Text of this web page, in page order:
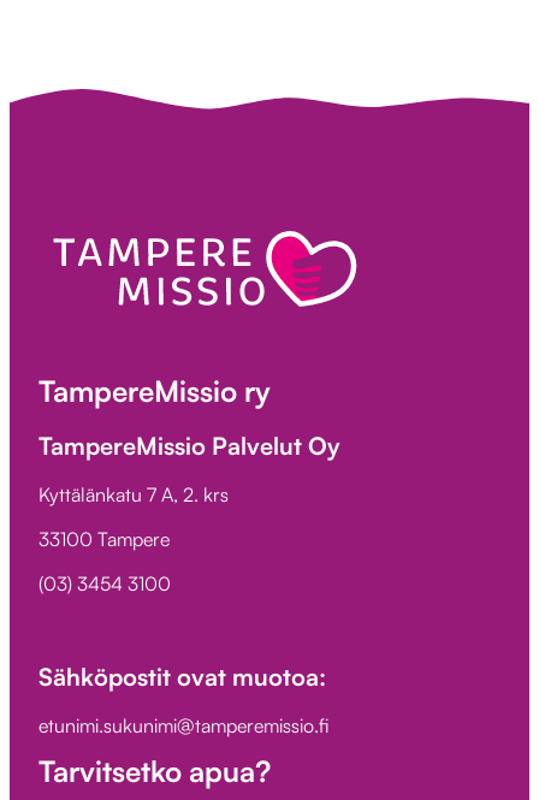
TampereMissio ry
TampereMissio Palvelut Oy
Kyttälänkatu 7 A, 2. krs
33100 Tampere
(03) 3454 3100
Sähköpostit ovat muotoa:
etunimi.sukunimi@tamperemissio.fi
Tarvitsetko apua?